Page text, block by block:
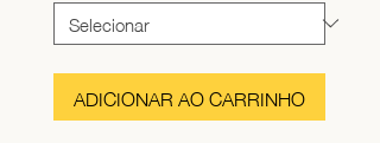
ADICIONAR AO CARRINHO